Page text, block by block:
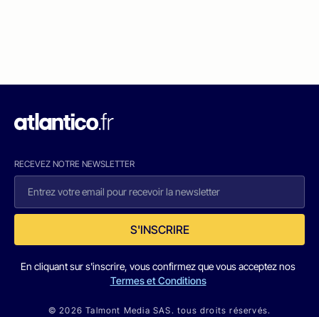
RECEVEZ NOTRE NEWSLETTER
S'INSCRIRE
En cliquant sur s'inscrire, vous confirmez que vous acceptez nos
Termes et Conditions
© 2026 Talmont Media SAS. tous droits réservés.